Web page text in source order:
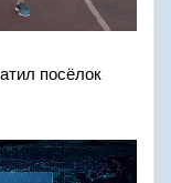
посёлок